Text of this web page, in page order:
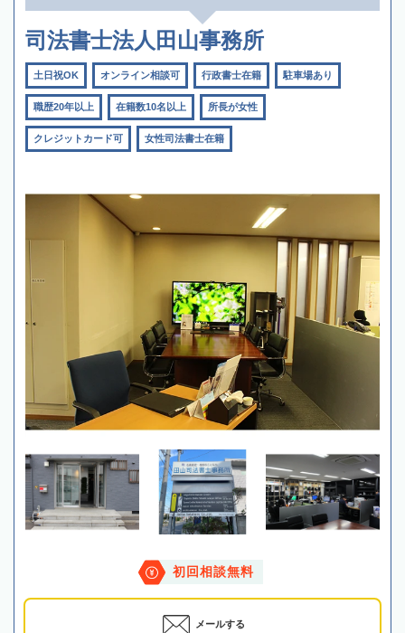
司法書士法人田山事務所
土日祝OK オンライン相談可 行政書士在籍 駐車場あり
職歴20年以上 在籍数10名以上 所長が女性
クレジットカード可 女性司法書士在籍
初回相談無料
メールする